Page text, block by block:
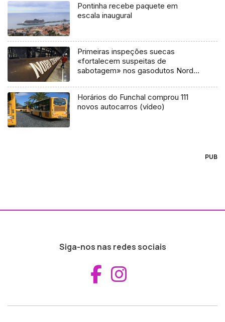
Pontinha recebe paquete em
escala inaugural
Primeiras inspeções suecas
«fortalecem suspeitas de
sabotagem» nos gasodutos Nord
Horários do Funchal comprou 111
novos autocarros (vídeo)
PUB
Siga-nos nas redes sociais
Aceder ao